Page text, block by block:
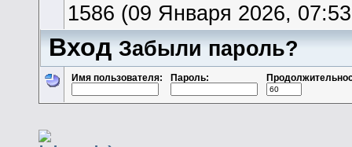
1586 (09 Января 2026,
ВходЗабыли пароль?
Имя пользователя: Пароль: